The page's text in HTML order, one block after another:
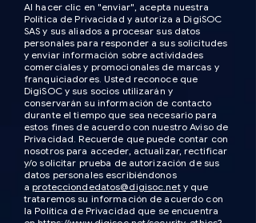
Al hacer clic en "enviar", acepta nuestra
Política de Privacidad y autoriza a DigiSOC
SAS y sus aliados a procesar sus datos
personales para responder a sus solicitudes
y enviar información sobre actividades
comerciales y promocionales de marcas y
franquiciadores. Usted reconoce que
DigiSOC y sus socios utilizarán y
conservarán su información de contacto
durante el tiempo que sea necesario para
estos fines de acuerdo con nuestro Aviso de
Privacidad. Recuerde que puede contar con
nosotros para acceder, actualizar, rectificar
y/o solicitar prueba de autorización de sus
datos personales escribiéndonos
a protecciondedatos@digisoc.nety que
trataremos su información de acuerdo con
la Política de Privacidad que se encuentra